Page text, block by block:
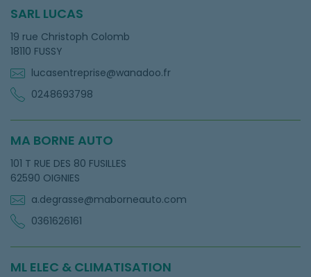
SARL LUCAS
19 rue Christoph Colomb
18110 FUSSY
lucasentreprise@wanadoo.fr
0248693798
MA BORNE AUTO
101 T RUE DES 80 FUSILLES
62590 OIGNIES
a.degrasse@maborneauto.com
0361626161
ML ELEC & CLIMATISATION